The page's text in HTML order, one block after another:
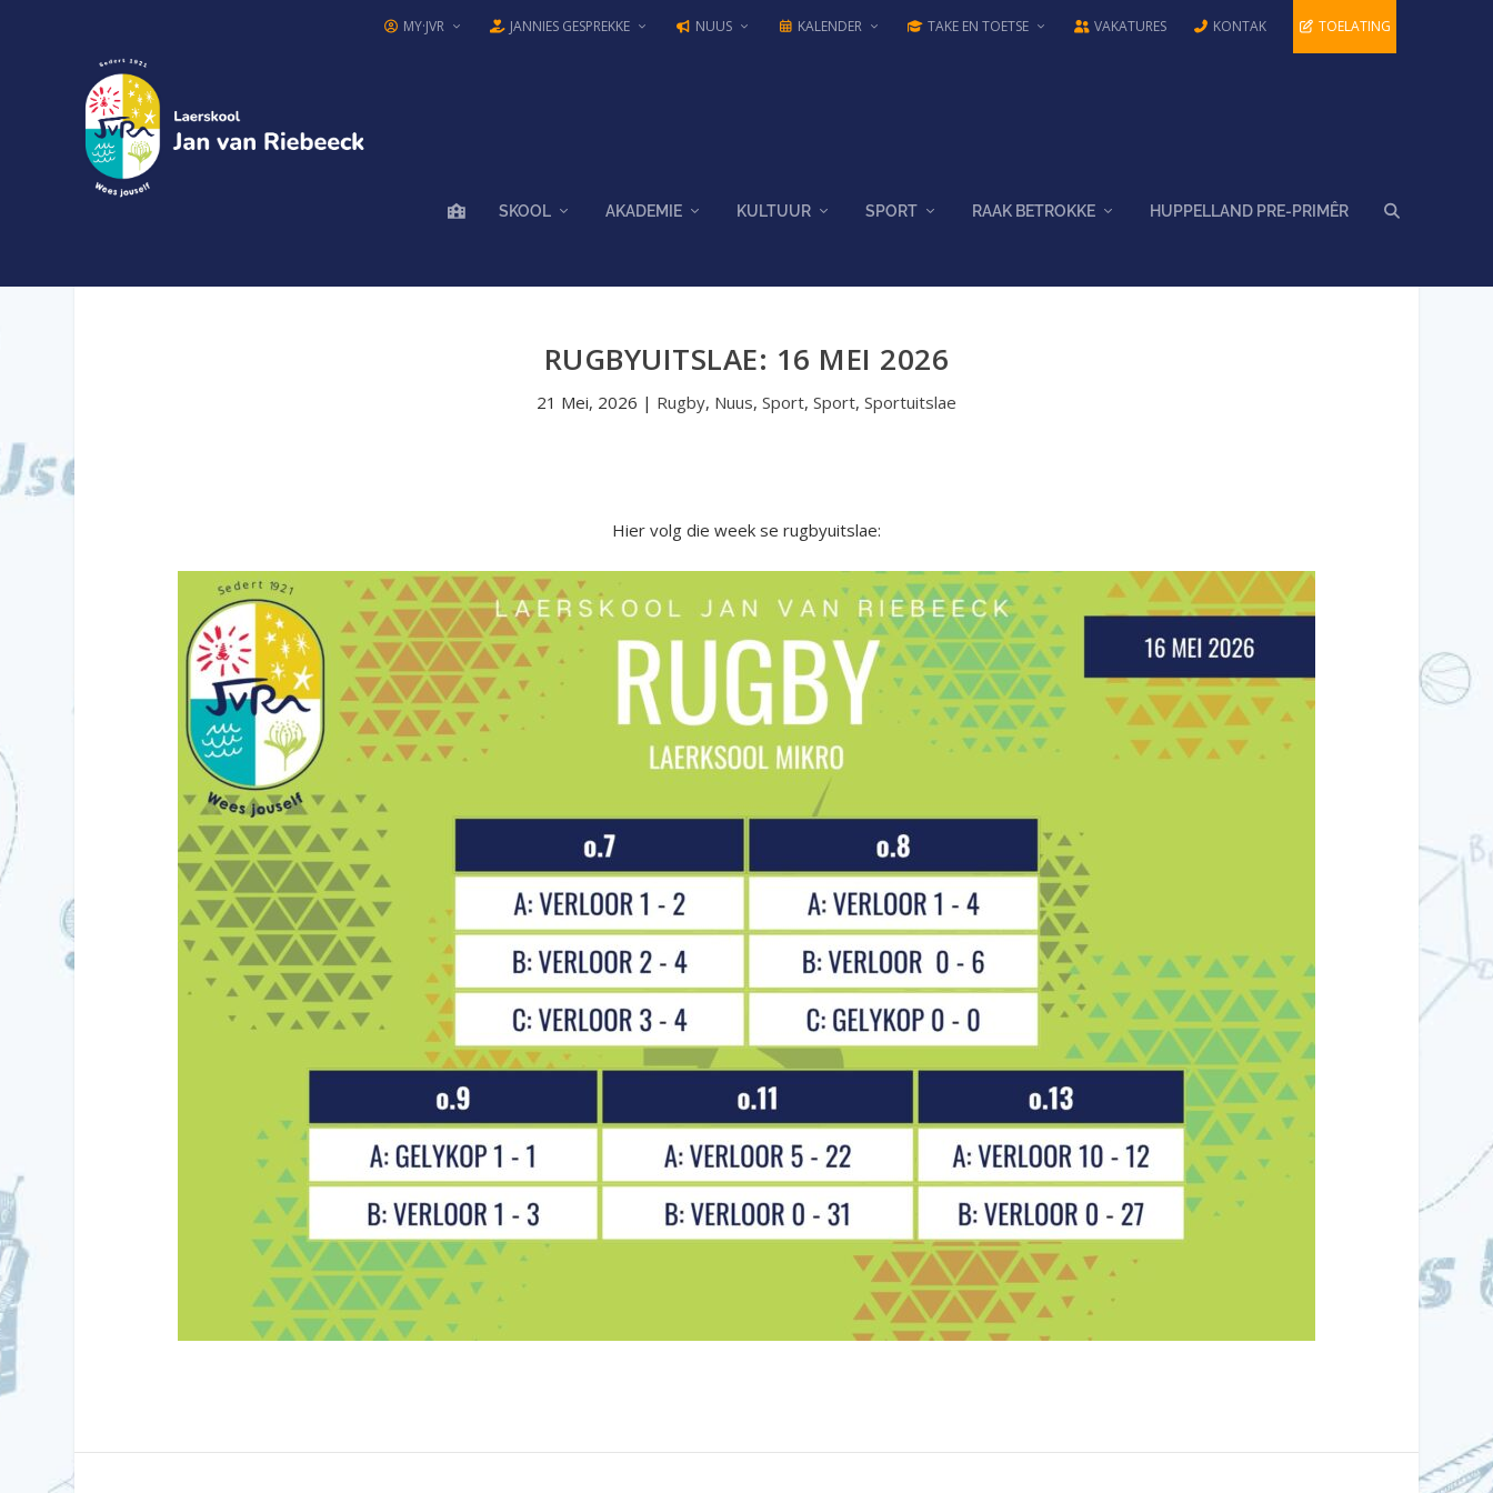
MY·JVR JANNIES GESPREKKE NUUS KALENDER TAKE EN TOETSE VAKATURES KONTAK TOELATING
SKOOL AKADEMIE KULTUUR SPORT RAAK BETROKKE HUPPELLAND PRE-PRIMÊR
RUGBYUITSLAE: 16 MEI 2026
21 Mei, 2026 | Rugby, Nuus, Sport, Sport, Sportuitslae
Hier volg die week se rugbyuitslae: